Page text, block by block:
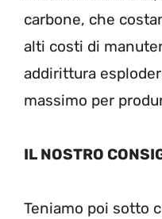
carbone, che
alti costi di
addirittura
massimo per
IL NOSTRO
Teniamo poi sotto